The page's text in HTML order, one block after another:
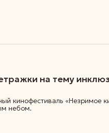
на тему
кинофестиваль «Незримое
небом.